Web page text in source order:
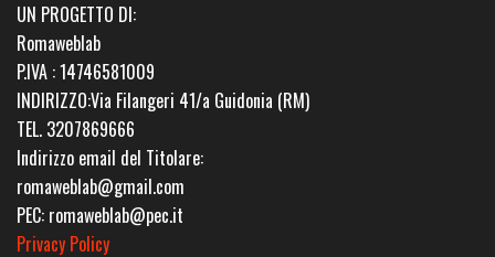
UN PROGETTO DI:
Romaweblab
P.IVA : 14746581009
INDIRIZZO:Via Filangeri 41/a Guidonia (RM)
TEL. 3207869666
Indirizzo email del Titolare:
romaweblab@gmail.com
PEC: romaweblab@pec.it
Privacy Policy